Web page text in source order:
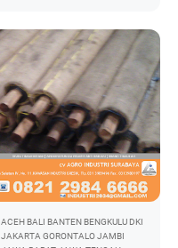
ACEH BALI BANTEN BENGKULU DKI
JAKARTA GORONTALOJAMBI